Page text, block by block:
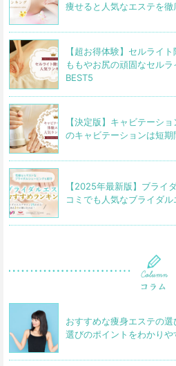
痩せると人気なエステを徹
【超お得体験】セルライ
ももやお尻の頑固なセル
BEST5
【決定版】キャビテーシ
のキャビテーションは短
【2025年最新版】ブライ
コミでも人気なブライダ
おすすめな痩身エステの
選びのポイントをわかりや